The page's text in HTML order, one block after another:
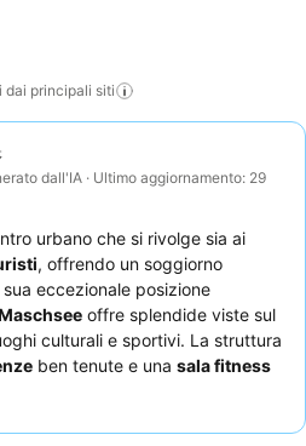
dai principali siti
dall'IA · Ultimo aggiornamento: 29
urbano che si rivolge sia ai
, offrendo un soggiorno
eccezionale posizione
offre splendide viste sul
culturali e sportivi. La struttura
ben tenute e una sala fitness
e la